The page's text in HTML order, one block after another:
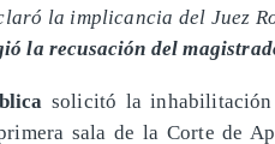
la implicancia del Juez
la recusación del
solicitó la
sala de la Corte de